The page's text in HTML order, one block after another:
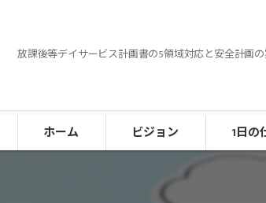
放課後等デイサービス計画書の5領域対応と安全計画
ホーム ビジョン 1日の